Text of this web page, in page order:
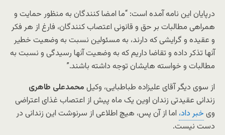
درپایان این نامه آمده است: “ما امضا کنندگان به منظور حمایت و
همراهی مطالبات بر حق و قانونی اعتصاب کنندگان، فارغ از هر فکر
و عقیده و گرایشی که دارند، به مسئولین نسبت به وضعیت خطیر
آنها تذکر داده و تقاضا داریم که به وضعیت آنها رسیدگی و نسبت به
مطالبات و خواسته هایشان توجه داشته باشند.”
از سوی دیگر آقای علیزاده طباطبایی، وکیل محمدعلی طاهری
زندانی عقیدتی زندان اوین یک ماه پیش از اعتصاب غذای اعتراضی
وی خبر داد، اما از آن پس، هیچ اطلاعی از سرنوشت این زندانی در
دست نیست.